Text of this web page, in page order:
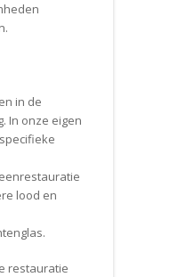
in de
In onze eigen
lood en
restauratie